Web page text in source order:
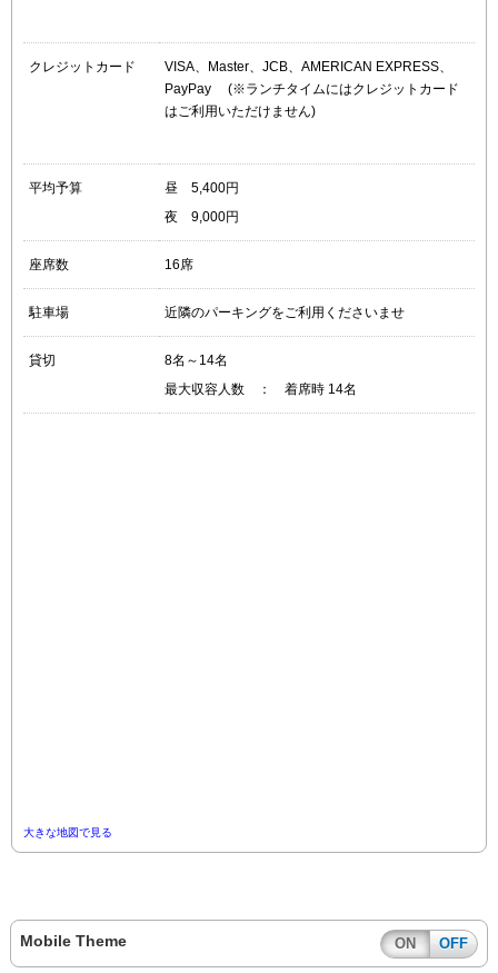
クレジットカード
VISA、Master、JCB、AMERICAN EXPRESS、
PayPay (※ランチタイムにはクレジットカード
はご利用いただけません)
平均予算
昼 5,400円
夜 9,000円
座席数 16席
駐車場 近隣のパーキングをご利用くださいませ
貸切
8名～14名
最大収容人数 ： 着席時 14名
大きな地図で見る
Mobile Theme ON OFF